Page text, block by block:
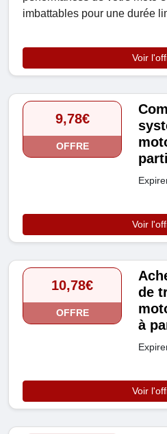
imbattables pour une durée
Voir
9,78€
OFFRE
Voir
10,78€
OFFRE
de
à
Voir